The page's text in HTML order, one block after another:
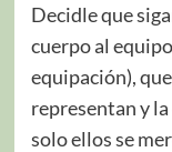
Decidle que
cuerpo al
equipación),
representan y
solo ellos se